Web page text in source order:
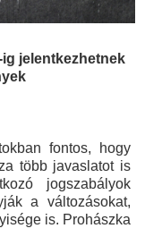
jelentkezhetnek
fontos, hogy
több javaslatot is
jogszabályok
a változásokat,
is. Prohászka